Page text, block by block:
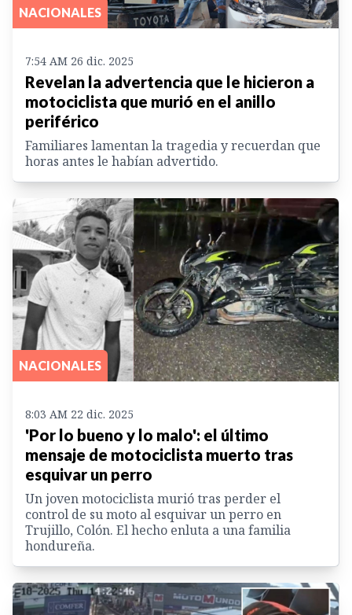
NACIONALES
7:54 AM 26 dic. 2025
Revelan la advertencia que le hicieron a
motociclista que murió en el anillo
periférico
Familiares lamentan la tragedia y recuerdan que
horas antes le habían advertido.
NACIONALES
8:03 AM 22 dic. 2025
'Por lo bueno y lo malo': el último
mensaje de motociclista muerto tras
esquivar un perro
Un joven motociclista murió tras perder el
control de su moto al esquivar un perro en
Trujillo, Colón. El hecho enluta a una familia
hondureña.